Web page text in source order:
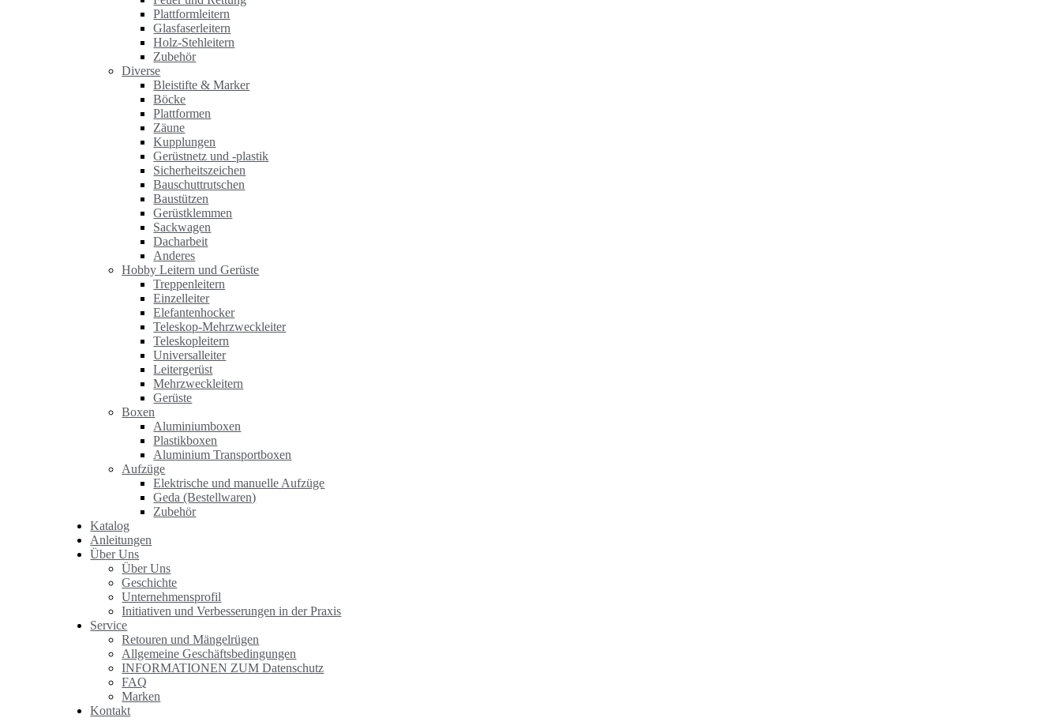
Plattformleitern
Glasfaserleitern
Holz-Stehleitern
Zubehör
Diverse
Bleistifte & Marker
Böcke
Plattformen
Zäune
Kupplungen
Gerüstnetz und -plastik
Sicherheitszeichen
Bauschuttrutschen
Baustützen
Gerüstklemmen
Sackwagen
Dacharbeit
Anderes
Hobby Leitern und Gerüste
Treppenleitern
Einzelleiter
Elefantenhocker
Teleskop-Mehrzweckleiter
Teleskopleitern
Universalleiter
Leitergerüst
Mehrzweckleitern
Gerüste
Boxen
Aluminiumboxen
Plastikboxen
Aluminium Transportboxen
Aufzüge
Elektrische und manuelle Aufzüge
Geda (Bestellwaren)
Zubehör
Katalog
Anleitungen
Über Uns
Über Uns
Geschichte
Unternehmensprofil
Initiativen und Verbesserungen in der Praxis
Service
Retouren und Mängelrügen
Allgemeine Geschäftsbedingungen
INFORMATIONEN ZUM Datenschutz
FAQ
Marken
Kontakt